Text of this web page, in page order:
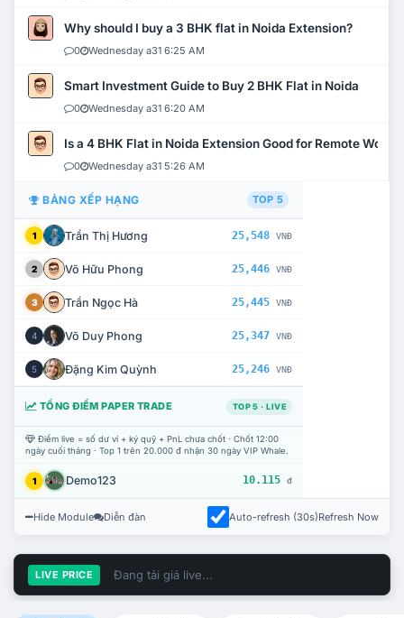
Why should I buy a 3 BHK flat in Noida Extension?
0 Wednesday a31 6:25 AM
Smart Investment Guide to Buy 2 BHK Flat in Noida
0 Wednesday a31 6:20 AM
Is a 4 BHK Flat in Noida Extension Good for Remote Work?
0 Wednesday a31 5:26 AM
BẢNG XẾP HẠNG TOP 5
1 Trần Thị Hương 25,548 VNĐ
2 Võ Hữu Phong 25,446 VNĐ
3 Trần Ngọc Hà 25,445 VNĐ
4 Võ Duy Phong 25,347 VNĐ
5 Đặng Kim Quỳnh 25,246 VNĐ
TỔNG ĐIỂM PAPER TRADE TOP 5 · LIVE
Điểm live = số dư ví + ký quỹ + PnL chưa chốt · Chốt 12:00
ngày cuối tháng · Top 1 trên 20.000 đ nhận 30 ngày VIP Whale.
1 Demo123 10.115 đ
Hide Module Diễn đàn Auto-refresh (30s)Refresh Now
LIVE PRICE Đang tải giá live...